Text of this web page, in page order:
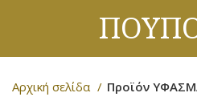
Αρχική σελίδα Προϊόν